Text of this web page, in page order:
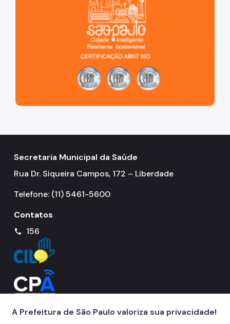
Secretaria Municipal da Saúde
Rua Dr. Siqueira Campos, 172 – Liberdade
Telefone: (11) 5461-5600
Contatos
call 156
A Prefeitura de São Paulo valoriza sua privacidade!